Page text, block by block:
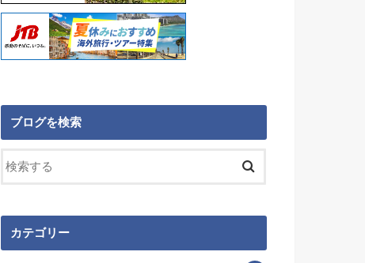
ブログを検索
カテゴリー